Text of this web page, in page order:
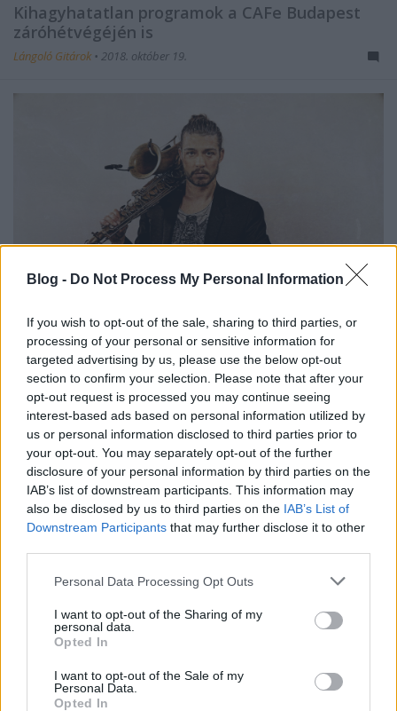
Blog - Do Not Process My Personal Information
If you wish to opt-out of the sale, sharing to third parties, or
processing of your personal or sensitive information for
targeted advertising by us, please use the below opt-out
section to confirm your selection. Please note that after your
opt-out request is processed you may continue seeing
interest-based ads based on personal information utilized by
us or personal information disclosed to third parties prior to
your opt-out. You may separately opt-out of the further
disclosure of your personal information by third parties on the
IAB’s list of downstream participants. This information may
also be disclosed by us to third parties on the IAB’s List of
Downstream Participants that may further disclose it to other
Please note that this website/app uses one or more Google
not limited to your visit or usage behaviour. You may click to
grant or deny consent to Google and its third-party tags to
use your data for below specified purposes in below Google
consent section.
Personal Data Processing Opt Outs
I want to opt-out of the Sharing of my
personal data.
Opted In
I want to opt-out of the Sale of my
Personal Data.
Opted In
Kihagyhatatlan programok a CAFe Budapest
záróhétvégéjén is
Lángoló Gitárok • 2018. október 19.
A kubai díva, Marialy Pacheco egy szál zongorával
varázsolja el a hallgatóságot, Guillaume Perret a
TRIP Hajón igézi meg a közönséget, míg a ...